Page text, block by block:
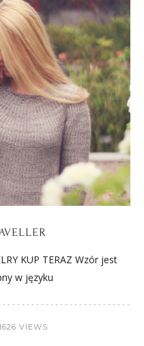
KUP TERAZ Wzór jest
w języku
VIEWS